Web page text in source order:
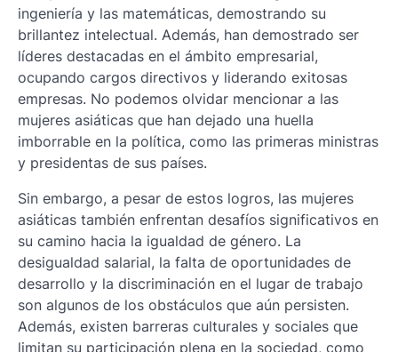
ingeniería y las matemáticas, demostrando su
brillantez intelectual. Además, han demostrado ser
líderes destacadas en el ámbito empresarial,
ocupando cargos directivos y liderando exitosas
empresas. No podemos olvidar mencionar a las
mujeres asiáticas que han dejado una huella
imborrable en la política, como las primeras ministras
y presidentas de sus países.
Sin embargo, a pesar de estos logros, las mujeres
asiáticas también enfrentan desafíos significativos en
su camino hacia la igualdad de género. La
desigualdad salarial, la falta de oportunidades de
desarrollo y la discriminación en el lugar de trabajo
son algunos de los obstáculos que aún persisten.
Además, existen barreras culturales y sociales que
limitan su participación plena en la sociedad, como